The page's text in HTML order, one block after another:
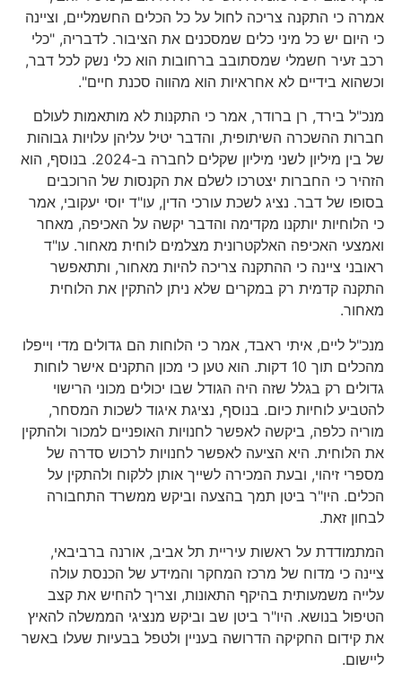
אמרה כי התקנה צריכה לחול על כל הכלים החשמליים, וציינה
כי היום יש כל מיני כלים שמסכנים את הציבור. לדבריה, "כלי
רכב זעיר חשמלי שמסתובב ברחובות הוא כלי נשק לכל דבר,
וכשהוא בידיים לא אחראיות הוא מהווה סכנת חיים".
מנכ"ל בירד, רן ברודר, אמר כי התקנות לא מותאמות לעולם
חברות ההשכרה השיתופית, והדבר יטיל עליהן עלויות גבוהות
של בין מיליון לשני מיליון שקלים לחברה ב-2024. בנוסף, הוא
הזהיר כי החברות יצטרכו לשלם את הקנסות של הרוכבים
בסופו של דבר. נציג לשכת עורכי הדין, עו"ד יוסי יעקובי, אמר
כי הלוחיות יותקנו מקדימה והדבר יקשה על האכיפה, מאחר
ואמצעי האכיפה האלקטרונית מצלמים לוחית מאחור. עו"ד
ראובני ציינה כי ההתקנה צריכה להיות מאחור, ותתאפשר
התקנה קדמית רק במקרים שלא ניתן להתקין את הלוחית
מאחור.
מנכ"ל ליים, איתי ראבד, אמר כי הלוחות הם גדולים מדי וייפלו
מהכלים תוך 10 דקות. הוא טען כי מכון התקנים אישר לוחות
גדולים רק בגלל שזה היה הגודל שבו יכולים מכוני הרישוי
להטביע לוחיות כיום. בנוסף, נציגת איגוד לשכות המסחר,
מוריה כלפה, ביקשה לאפשר לחנויות האופניים למכור ולהתקין
את הלוחית. היא הציעה לאפשר לחנויות לרכוש סדרה של
מספרי זיהוי, ובעת המכירה לשייך אותן ללקוח ולהתקין על
הכלים. היו"ר ביטן תמך בהצעה וביקש ממשרד התחבורה
לבחון זאת.
המתמודדת על ראשות עיריית תל אביב, אורנה ברביבאי,
ציינה כי מדוח של מרכז המחקר והמידע של הכנסת עולה
עלייה משמעותית בהיקף התאונות, וצריך להחיש את קצב
הטיפול בנושא. היו"ר ביטן שב וביקש מנציגי הממשלה להאיץ
את קידום החקיקה הדרושה בעניין ולטפל בבעיות שעלו באשר
ליישום.